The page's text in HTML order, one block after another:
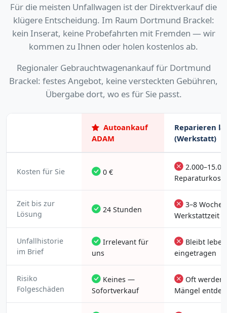
Für die meisten Unfallwagen ist der Direktverkauf die
klügere Entscheidung. Im Raum Dortmund Brackel:
kein Inserat, keine Probefahrten mit Fremden — wir
kommen zu Ihnen oder holen kostenlos ab.
Regionaler Gebrauchtwagenankauf für Dortmund
Brackel: festes Angebot, keine versteckten Gebühren,
Übergabe dort, wo es für Sie passt.
Autoankauf
ADAM
Reparieren
(Werkstatt)
Kosten für Sie 0 €
Zeit bis zur
Lösung
24 Stunden
3–8 Wochen
Werkstattzeit
Unfallhistorie
im Brief
Irrelevant für
uns
Bleibt
eingetragen
Risiko
Folgeschäden
Keines —
Sofortverkauf
Oft werden
Mängel